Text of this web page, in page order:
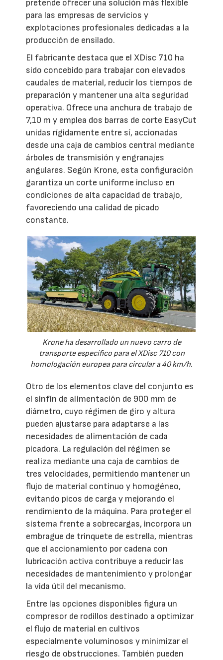
pretende ofrecer una solución más flexible
para las empresas de servicios y
explotaciones profesionales dedicadas a la
producción de ensilado.
El fabricante destaca que el XDisc 710 ha
sido concebido para trabajar con elevados
caudales de material, reducir los tiempos de
preparación y mantener una alta seguridad
operativa. Ofrece una anchura de trabajo de
7,10 m y emplea dos barras de corte EasyCut
unidas rígidamente entre sí, accionadas
desde una caja de cambios central mediante
árboles de transmisión y engranajes
angulares. Según Krone, esta configuración
garantiza un corte uniforme incluso en
condiciones de alta capacidad de trabajo,
favoreciendo una calidad de picado
constante.
Krone ha desarrollado un nuevo carro de
transporte específico para el XDisc 710 con
homologación europea para circular a 40 km/h.
Otro de los elementos clave del conjunto es
el sinfín de alimentación de 900 mm de
diámetro, cuyo régimen de giro y altura
pueden ajustarse para adaptarse a las
necesidades de alimentación de cada
picadora. La regulación del régimen se
realiza mediante una caja de cambios de
tres velocidades, permitiendo mantener un
flujo de material continuo y homogéneo,
evitando picos de carga y mejorando el
rendimiento de la máquina. Para proteger el
sistema frente a sobrecargas, incorpora un
embrague de trinquete de estrella, mientras
que el accionamiento por cadena con
lubricación activa contribuye a reducir las
necesidades de mantenimiento y prolongar
la vida útil del mecanismo.
Entre las opciones disponibles figura un
compresor de rodillos destinado a optimizar
el flujo de material en cultivos
especialmente voluminosos y minimizar el
riesgo de obstrucciones. También pueden